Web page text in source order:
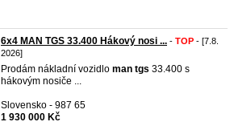
6x4 MAN TGS 33.400 Hákový nosi ... - TOP - [7.8.
2026]
Prodám nákladní vozidlo man tgs 33.400 s
hákovým nosiče ...
Slovensko - 987 65
1 930 000 Kč